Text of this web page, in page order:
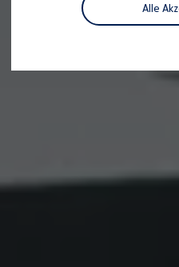
Alle